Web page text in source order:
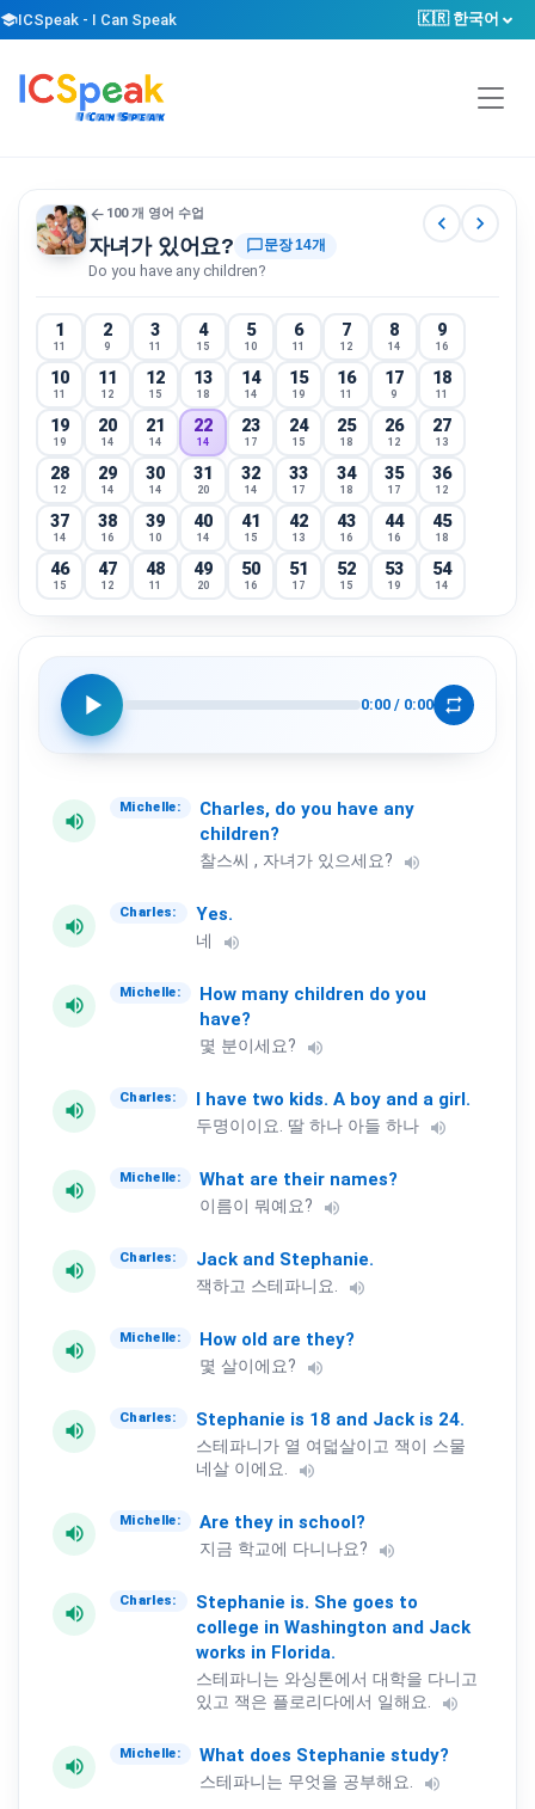
schoolICSpeak - I Can Speak 🇰🇷 한국어
arrow_back 100 개 영어 수업
자녀가 있어요? chat_bubble_outline문장 14개
Do you have any children?
chevron_left chevron_right
1
11
2
9
3
11
4
15
5
10
6
11
7
12
8
14
9
16
10
11
11
12
12
15
13
18
14
14
15
19
16
11
17
9
18
11
19
19
20
14
21
14
22
14
23
17
24
15
25
18
26
12
27
13
28
12
29
14
30
14
31
20
32
14
33
17
34
18
35
17
36
12
37
14
38
16
39
10
40
14
41
15
42
13
43
16
44
16
45
18
46
15
47
12
48
11
49
20
50
16
51
17
52
15
53
19
54
14
13
73 74
12
76 77 78 79 80 81
91 93 94 95 96 97 98
play_arrow 0:00 / 0:00 repeat
volume_up
Michelle: Charles, do you have any
children?
찰스씨 , 자녀가 있으세요? volume_up
volume_up
Charles: Yes.
네 volume_up
volume_up
Michelle: How many children do you
have?
몇 분이세요? volume_up
volume_up
Charles: have two kids. A boy and a girl.
두명이이요. 딸 하나 아들 하나 volume_up
volume_up
Michelle: What are their names?
이름이 뭐예요? volume_up
volume_up
Charles: Jack and Stephanie.
잭하고 스테파니요. volume_up
volume_up
Michelle: How old are they?
몇 살이에요? volume_up
volume_up
Charles: Stephanie is 18 and Jack is 24.
스테파니가 열 여덟살이고 잭이 스물
네살 이에요.
volume_up
volume_up
Michelle: Are they in school?
지금 학교에 다니나요? volume_up
volume_up
Charles: Stephanie is. She goes to
college in Washington and Jack
works in Florida.
스테파니는 와싱톤에서 대학을 다니고
있고 잭은 플로리다에서 일해요.
volume_up
volume_up
Michelle: What does Stephanie study?
스테파니는 무엇을 공부해요. volume_up